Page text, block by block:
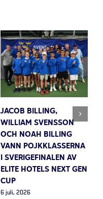
JACOB BILLING,
WILLIAM SVENSSON
OCH NOAH BILLING
VANN POJKKLASSERNA
I SVERIGEFINALEN AV
ELITE HOTELS NEXT GEN
CUP
6 juli, 2026